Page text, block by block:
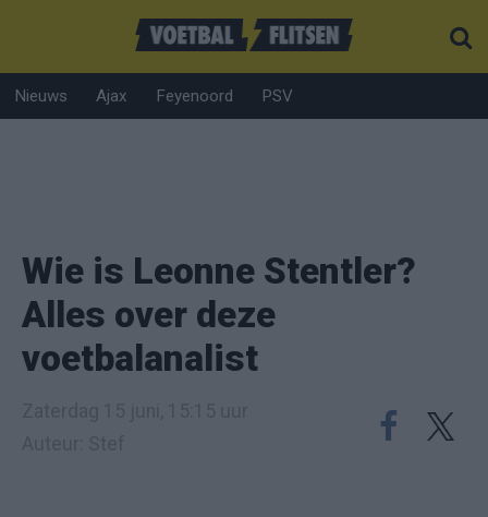
Nieuws Ajax Feyenoord PSV
Wie is Leonne Stentler?
Alles over deze
voetbalanalist